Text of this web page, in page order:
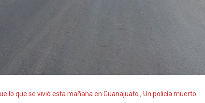
lo que se vivió esta mañana en Guanajuato. , Un policía muerto